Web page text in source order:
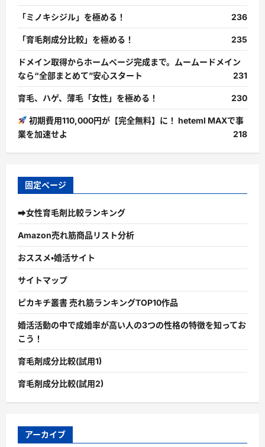
「ミノキシジル」を極める！ 236
「育毛剤成分比較」を極める！ 235
ドメイン取得からホームページ完成まで。ムームードメイン
なら“全部まとめて”安心スタート
231
育毛、ハゲ、薄毛「女性」を極める！ 230
初期費用110,000円が【完全無料】に！ heteml MAXで事
業を加速せよ
218
固定ページ
➡女性育毛剤比較ランキング
Amazon売れ筋商品リスト分析
おススメ・婚活サイト
サイトマップ
ピカキチ叢書 売れ筋ランキングTOP10作品
婚活活動の中で成婚率が高い人の3つの性格の特徴を知ってお
こう！
育毛剤成分比較(試用1)
育毛剤成分比較(試用2)
アーカイブ